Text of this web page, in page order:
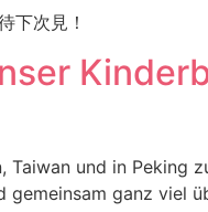
下次見！
und in Peking
ganz viel